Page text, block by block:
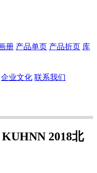
册 产品单页 产品折页 库
企业文化 联系我们
2018北